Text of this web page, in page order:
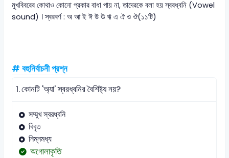
মুখবিবরের কোথাও কোনো প্রকার বাধা পায় না, তাদেরকে বলা হয় স্বরধ্বনি (Vowel
sound) । স্বরবর্ণ : অ আ ই ঈ উ ঊ ঋ এ ঐ ও ঔ(১১টি)
# বহুনির্বাচনী প্রশ্ন
1.কোনটি 'অ্যা' স্বরধ্বনির বৈশিষ্ট্য নয়?
সম্মুখ স্বরধ্বনি
বিবৃত
নিম্নমধ্য
অগোলাকৃতি